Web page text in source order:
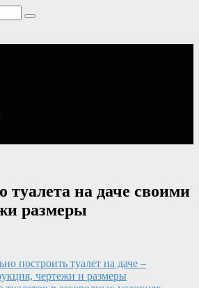
туалета на даче своими
размеры
построить туалет на даче –
чертежи и размеры